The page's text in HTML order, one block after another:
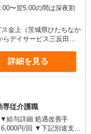
〜翌5:00の間は深夜割
ス金上（茨城県ひたちなか
デイサービス三反田
詳細を見る
従介護職
▼下記別途支給